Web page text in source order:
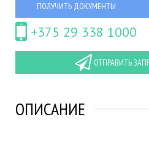
ПОЛУЧИТЬ ДОКУМЕНТЫ
+375 29 338 1000
ОТПРАВИТЬ
ОПИСАНИЕ